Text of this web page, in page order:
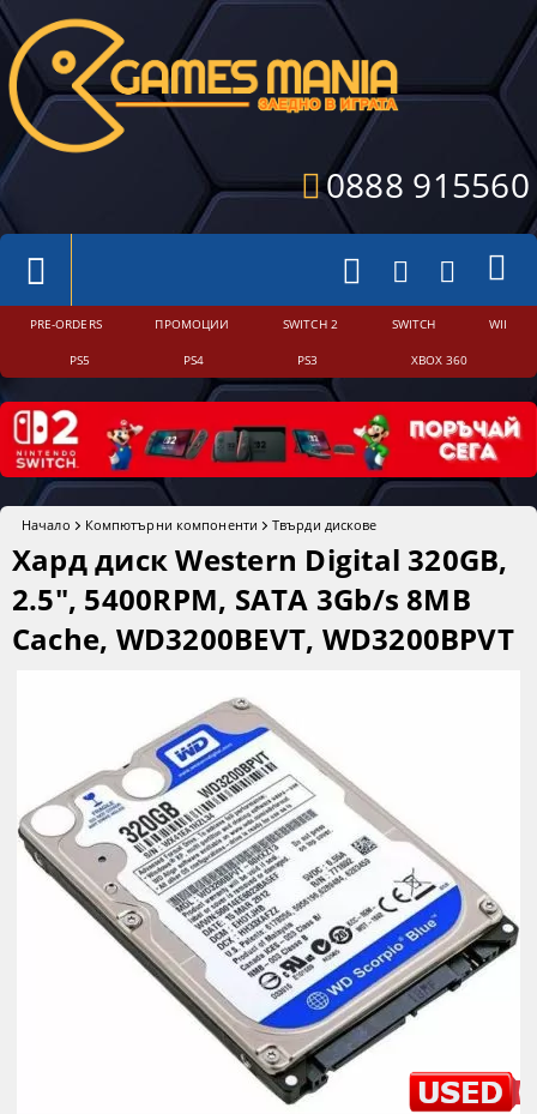
0888 915560
PRE-ORDERS ПРОМОЦИИ SWITCH 2 SWITCH WII
PS5 PS4 PS3 XBOX 360
Начало Компютърни компоненти Твърди дискове
Хард диск Western Digital 320GB,
2.5", 5400RPM, SATA 3Gb/s 8MB
Cache, WD3200BEVT, WD3200BPVT